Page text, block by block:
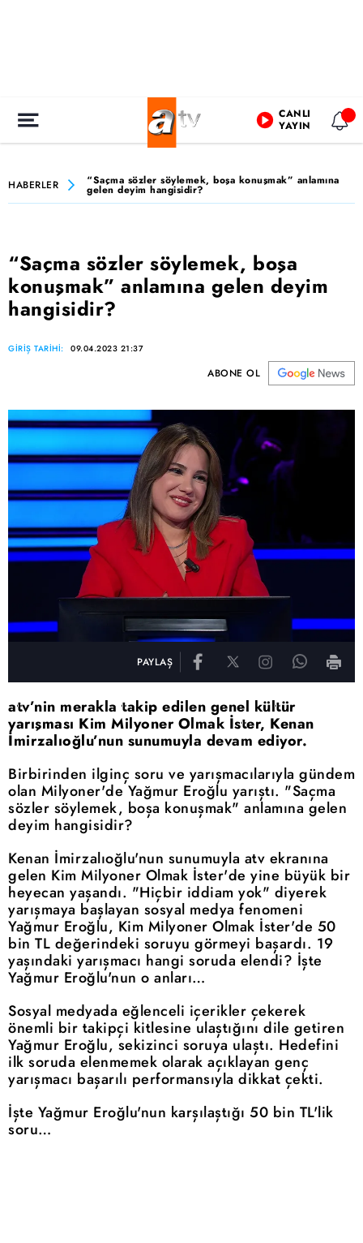
CANLI
YAYIN
HABERLER “Saçma sözler söylemek, boşa konuşmak” anlamına
gelen deyim hangisidir?
“Saçma sözler söylemek, boşa
konuşmak” anlamına gelen deyim
hangisidir?
GİRİŞ TARİHİ: 09.04.2023 21:37
ABONE OL
PAYLAŞ
atv’nin merakla takip edilen genel kültür
yarışması Kim Milyoner Olmak İster, Kenan
İmirzalıoğlu’nun sunumuyla devam ediyor.
Birbirinden ilginç soru ve yarışmacılarıyla gündem
olan Milyoner'de Yağmur Eroğlu yarıştı. "Saçma
sözler söylemek, boşa konuşmak" anlamına gelen
deyim hangisidir?
Kenan İmirzalıoğlu'nun sunumuyla atv ekranına
gelen Kim Milyoner Olmak İster'de yine büyük bir
heyecan yaşandı. "Hiçbir iddiam yok" diyerek
yarışmaya başlayan sosyal medya fenomeni
Yağmur Eroğlu, Kim Milyoner Olmak İster'de 50
bin TL değerindeki soruyu görmeyi başardı. 19
yaşındaki yarışmacı hangi soruda elendi? İşte
Yağmur Eroğlu'nun o anları…
Sosyal medyada eğlenceli içerikler çekerek
önemli bir takipçi kitlesine ulaştığını dile getiren
Yağmur Eroğlu, sekizinci soruya ulaştı. Hedefini
ilk soruda elenmemek olarak açıklayan genç
yarışmacı başarılı performansıyla dikkat çekti.
İşte Yağmur Eroğlu'nun karşılaştığı 50 bin TL'lik
soru…